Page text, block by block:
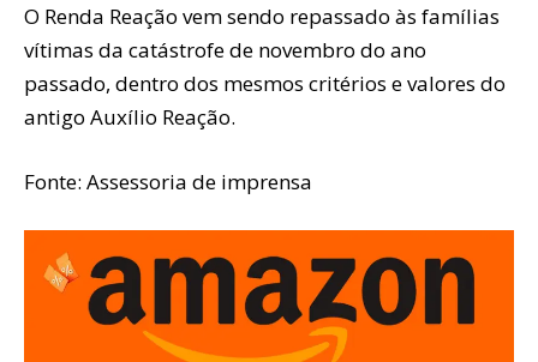
O Renda Reação vem sendo repassado às famílias
vítimas da catástrofe de novembro do ano
passado, dentro dos mesmos critérios e valores do
antigo Auxílio Reação.
Fonte: Assessoria de imprensa